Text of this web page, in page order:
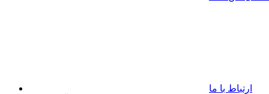
ارتباط با ما